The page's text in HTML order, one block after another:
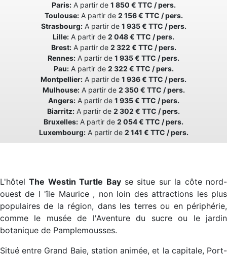
Paris:A partir de 1 850 € TTC / pers.
Toulouse:A partir de 2 156 € TTC / pers.
Strasbourg:A partir de 1 935 € TTC / pers.
Lille: A partir de 2 048 € TTC / pers.
Brest:A partir de 2 322 € TTC / pers.
Rennes: A partir de 1 935 € TTC / pers.
Pau:A partir de 2 322 € TTC / pers.
Montpellier: A partir de 1 936 € TTC / pers.
Mulhouse:A partir de 2 350 € TTC / pers.
Angers:A partir de 1 935 € TTC / pers.
Biarritz: A partir de 2 302 € TTC / pers.
Bruxelles: A partir de 2 054 € TTC / pers.
Luxembourg:A partir de 2 141 € TTC / pers.
L'hôtelThe Westin Turtle Bayse situe sur la côte nord-
ouest de l 'île Maurice , non loin des attractions les plus
populaires de la région, dans les terres ou en périphérie,
comme le musée de l'Aventure du sucre ou le jardin
botanique de Pamplemousses.
Situé entre Grand Baie, station animée, et la capitale, Port-